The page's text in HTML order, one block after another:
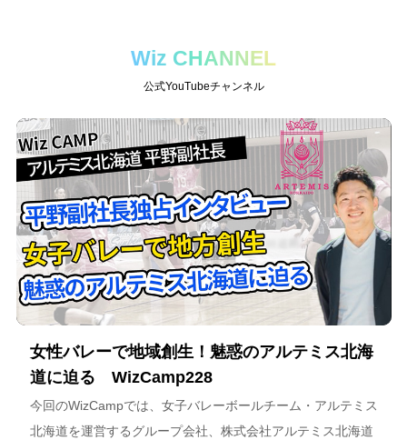
Wiz CHANNEL
公式YouTubeチャンネル
女性バレーで地域創生！魅惑のアルテミス北海
道に迫る WizCamp228
今回のWizCampでは、女子バレーボールチーム・アルテミス
北海道を運営するグループ会社、株式会社アルテミス北海道